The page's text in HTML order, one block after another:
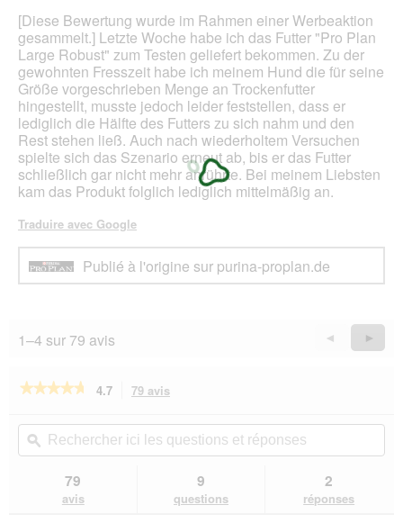
étoiles.
[Diese Bewertung wurde im Rahmen einer Werbeaktion
gesammelt.] Letzte Woche habe ich das Futter "Pro Plan
Large Robust" zum Testen geliefert bekommen. Zu der
gewohnten Fresszeit habe ich meinem Hund die für seine
Größe vorgeschrieben Menge an Trockenfutter
hingestellt, musste jedoch leider feststellen, dass er
lediglich die Hälfte des Futters zu sich nahm und den
Rest stehen ließ. Auch nach wiederholtem Versuchen
spielte sich das Szenario erneut ab, bis er das Futter
schließlich gar nicht mehr anrührte. Bei meinem Liebsten
kam das Produkt folglich lediglich mittelmäßig an.
Traduire avec Google
Publié à l'origine sur purina-proplan.de
1–4 sur 79 avis
Précédent
Reviews
◄ ►
★★★★★
★★★★★
5
les
sur
4.7 79 avis
vous
redirigera
vers
Rechercher
ici
les
questions
réponses
ϙ
79
avis
9
questions
2
réponses